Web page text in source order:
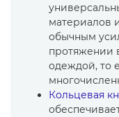
материалов
обычным
протяжении
одеждой, то
Кольцевая